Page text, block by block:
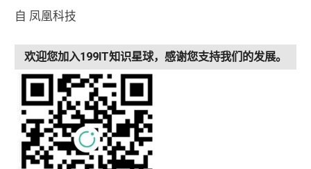
自 凤凰科技
欢迎您加入199IT知识星球，感谢您支持我们的发展。